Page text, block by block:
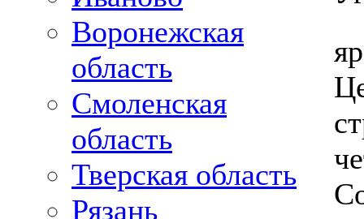
Воронежская
область
Смоленская
область
Тверская область
Рязань